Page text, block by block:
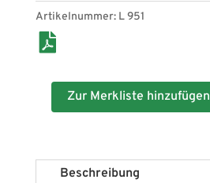
Artikelnummer: L 951
Zur Merkliste hinzufügen
Beschreibung